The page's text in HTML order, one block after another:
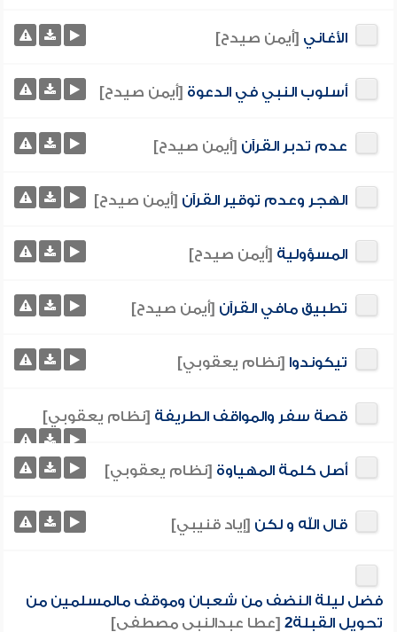
الأغاني [أيمن صيدح]
أسلوب النبي في الدعوة [أيمن صيدح]
عدم تدبر القرآن [أيمن صيدح]
الهجر وعدم توقير القرآن [أيمن صيدح]
المسؤولية [أيمن صيدح]
تطبيق مافي القرآن [أيمن صيدح]
تيكوندوا [نظام يعقوبي]
قصة سفر والمواقف الطريفة [نظام يعقوبي]
أصل كلمة المهياوة [نظام يعقوبي]
قال الله و لكن [إياد قنيبي]
فضل ليلة النضف من شعبان وموقف مالمسلمين من
تحويل القبلة2
[عطا عبدالنبى مصطفى]